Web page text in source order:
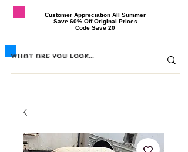
​Customer Appreciation All Summer
​Save 60% Off Original Prices
​Code Save 20